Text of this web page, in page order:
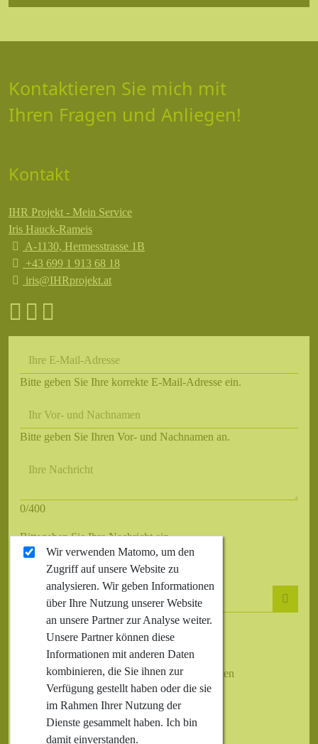
Wir verwenden Matomo, um den
Zugriff auf unsere Website zu
analysieren. Wir geben Informationen
über Ihre Nutzung unserer Website
an unsere Partner zur Analyse weiter.
Unsere Partner können diese
Informationen mit anderen Daten
kombinieren, die Sie ihnen zur
Verfügung gestellt haben oder die sie
im Rahmen Ihrer Nutzung der
Dienste gesammelt haben. Ich bin
damit einverstanden.
Kontaktieren Sie mich mit
Ihren Fragen und Anliegen!
Kontakt
IHR Projekt - Mein Service
Iris Hauck-Rameis
A-1130, Hermesstrasse 1B
+43 699 1 913 68 18
iris@IHRprojekt.at
Ihre E-Mail-Adresse
Bitte geben Sie Ihre korrekte E-Mail-Adresse ein.
Ihr Vor- und Nachnamen
Bitte geben Sie Ihren Vor- und Nachnamen an.
Ihre Nachricht
0/400
Bittegeben Sie Ihre Nachricht ein.
Ungültige Eingabe
Ungültige Eingabe
Ich akzeptiere dieDatenschutzerklärung
Um das Formular abzuschicken,müssen Sie den
Dateschutzrichtlinien zustimmen.
Senden